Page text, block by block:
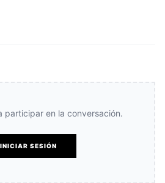
participar en la conversación.
INICIAR SESIÓN